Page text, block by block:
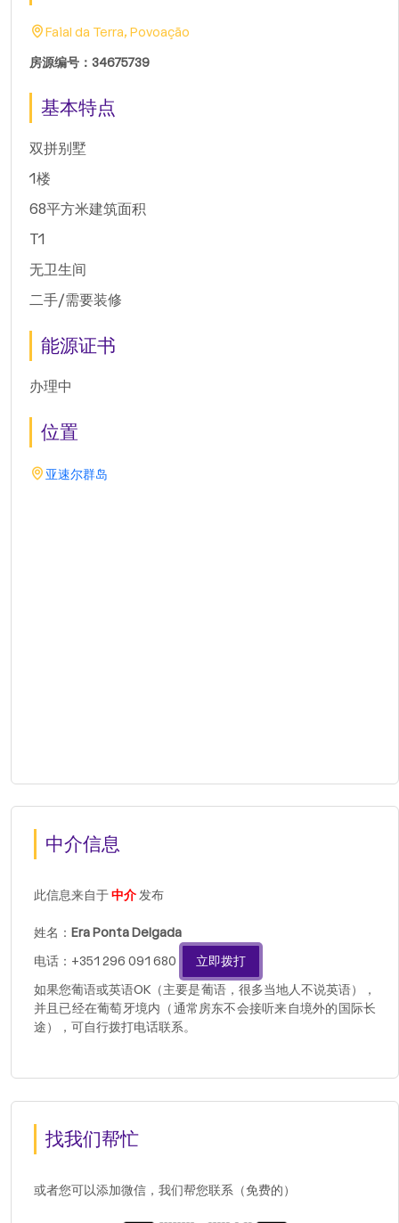
Faial da Terra, Povoação
房源编号：34675739
基本特点
双拼别墅
1楼
68平方米建筑面积
T1
无卫生间
二手/需要装修
能源证书
办理中
位置
亚速尔群岛
中介信息
此信息来自于中介发布
姓名： Era Ponta Delgada
电话：+351 296 091 680
立即拨打
如果您葡语或英语OK（主要是葡语，很多当地人不说英语），
并且已经在葡萄牙境内（通常房东不会接听来自境外的国际长
途），可自行拨打电话联系。
找我们帮忙
或者您可以添加微信，我们帮您联系（免费的）